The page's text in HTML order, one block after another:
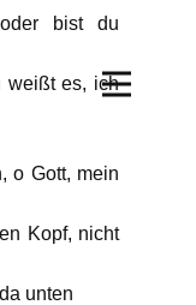
bist du
weißt es, ich
o Gott, mein
Kopf, nicht
unten